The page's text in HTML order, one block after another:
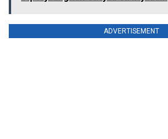
ADVERTISEMENT